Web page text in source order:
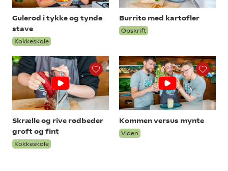
Gulerod i tykke og tynde
stave
Kokkeskole
Burrito med kartofler
Opskrift
Skrælle og rive rødbeder
groft og fint
Kokkeskole
Kommen versus mynte
Viden